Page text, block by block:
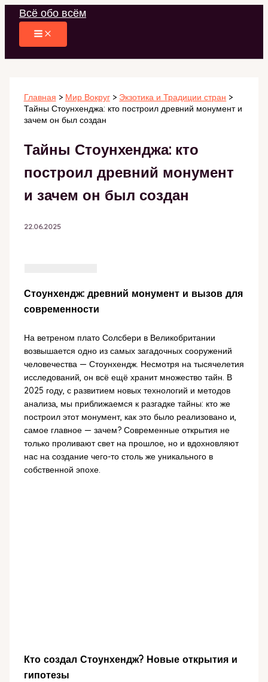
Перейти
содержимому
Всё обо всём
Главная Мир Вокруг
Экзотика и Традиции стран
Тайны Стоунхенджа: кто построил древний монумент и
зачем он был создан
Тайны Стоунхенджа: кто
построил древний монумент
и зачем он был создан
22.06.2025
Стоунхендж: древний монумент и вызов для
современности
На ветреном плато Солсбери в Великобритании
возвышается одно из самых загадочных сооружений
человечества — Стоунхендж. Несмотря на тысячелетия
исследований, он всё ещё хранит множество тайн. В
2025 году, с развитием новых технологий и методов
анализа, мы приближаемся к разгадке тайны: кто же
построил этот монумент, как это было реализовано и,
самое главное — зачем? Современные открытия не
только проливают свет на прошлое, но и вдохновляют
нас на создание чего-то столь же уникального в
собственной эпохе.
Кто создал Стоунхендж? Новые открытия и
гипотезы